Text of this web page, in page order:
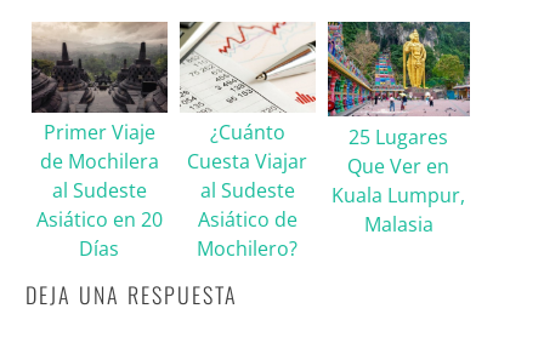
Primer Viaje
de Mochilera
al Sudeste
Asiático en 20
Días
¿Cuánto
Cuesta Viajar
al Sudeste
Asiático de
Mochilero?
25 Lugares
Que Ver en
Kuala Lumpur,
Malasia
DEJA UNA RESPUESTA